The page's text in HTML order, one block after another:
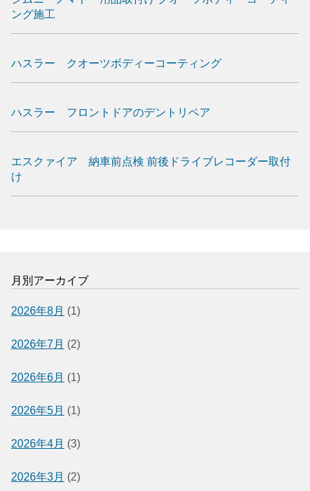
ング施工
ハスラー クオーツボディーコーティング
ハスラー フロントドアのデントリペア
エスクァイア 納車前点検 前後ドライブレコーダー取付
け
月別アーカイブ
2026年8月 (1)
2026年7月 (2)
2026年6月 (1)
2026年5月 (1)
2026年4月 (3)
2026年3月 (2)